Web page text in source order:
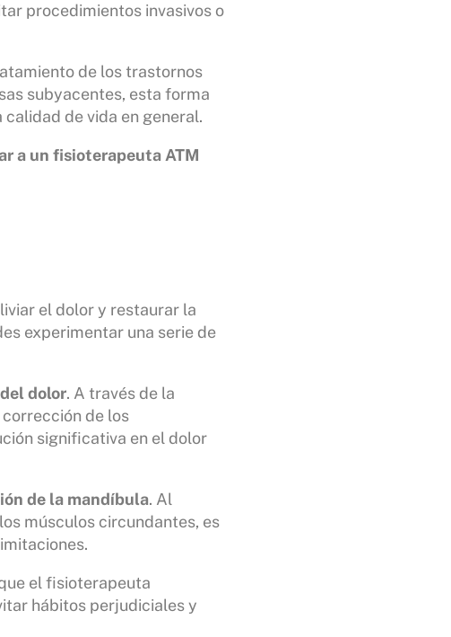
procedimientos invasivos o
de los trastornos
subyacentes, esta forma
de vida en general.
a un fisioterapeuta ATM
el dolor y restaurar la
experimentar una serie de
dolor. A través de la
de los
significativa en el dolor
de la mandíbula. Al
músculos circundantes, es
el fisioterapeuta
hábitos perjudiciales y